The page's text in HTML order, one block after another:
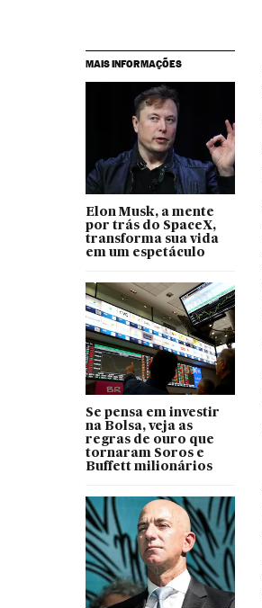
MAIS INFORMAÇÕES
Elon Musk, a mente
por trás do SpaceX,
transforma sua vida
em um espetáculo
Se pensa em investir
na Bolsa, veja as
regras de ouro que
tornaram Soros e
Buffett milionários